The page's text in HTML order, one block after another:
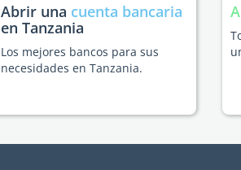
Abrir una cuenta bancaria
en Tanzania
Los mejores bancos para sus
necesidades en Tanzania.